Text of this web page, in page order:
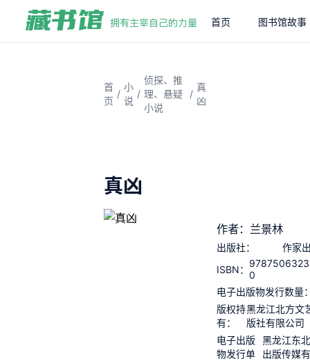
首页 图书馆故事
首
页
/
小
说
/
侦探、推
理、悬疑
小说
/
真
凶
真凶
作者：兰景林
出版社：
作家
ISBN： 0
电子出版物发行数量
版权持
有：
黑龙江北方文
版社有限公司
电子出版
物发行单
黑龙江东
出版传媒